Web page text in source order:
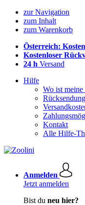
zur Navigation
zum Inhalt
zum Warenkorb
Österreich:
Kostenloser
24 h Versand
Hilfe
Wo ist
Kontakt
Alle Hilfe-
Anmelden
Jetzt anmelden
Bist du neu hier?